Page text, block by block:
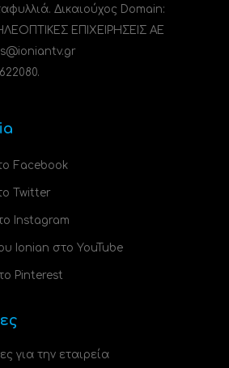
Δικαιούχος Domain:
ΕΠΙΧΕΙΡΗΣΕΙΣ ΑΕ
Facebook
Twitter
Instagram
Ionian στο YouTube
Pinterest
για την εταιρεία